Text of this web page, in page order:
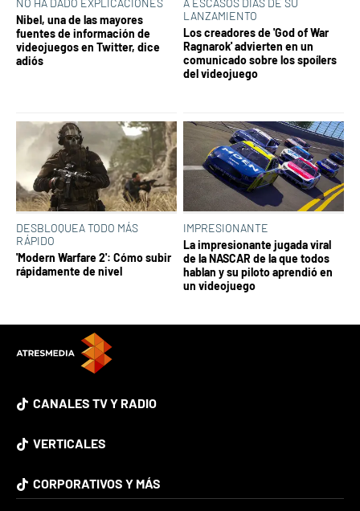
Nibel, una de las mayores
fuentes de información de
videojuegos en Twitter, dice
adiós
LANZAMIENTO
Los creadores de 'God of War
Ragnarok' advierten en un
comunicado sobre los spoílers
del videojuego
DESBLOQUEA TODO MÁS
RÁPIDO
'Modern Warfare 2': Cómo subir
rápidamente de nivel
IMPRESIONANTE
La impresionante jugada viral
de la NASCAR de la que todos
hablan y su piloto aprendió en
un videojuego
CANALES TV Y RADIO
VERTICALES
CORPORATIVOS Y MÁS